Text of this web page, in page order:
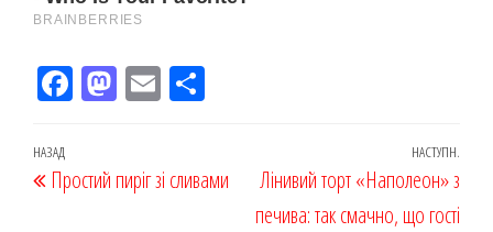
Fac
k
M
on
Em
ис
Навігація
записів
Попередній
запис
НАЗАД
Простий пиріг зі сливами
НАСТУПН.
Лінивий торт «Наполеон» з
печива: так смачно, що гості